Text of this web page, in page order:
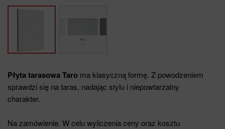
Płyta tarasowa Taro ma klasyczną formę. Z powodzeniem
sprawdzi się na taras, nadając stylu i niepowtarzalny
charakter.
Na zamówienie. W celu wyliczenia ceny oraz kosztu